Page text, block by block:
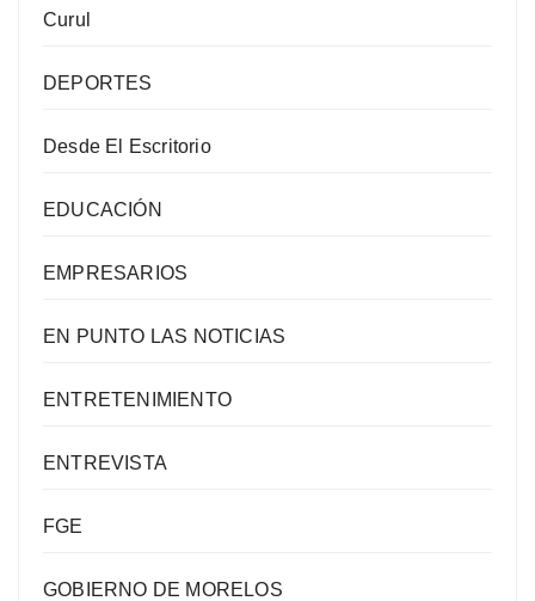
Curul
DEPORTES
Desde El Escritorio
EDUCACIÓN
EMPRESARIOS
EN PUNTO LAS NOTICIAS
ENTRETENIMIENTO
ENTREVISTA
FGE
GOBIERNO DE MORELOS